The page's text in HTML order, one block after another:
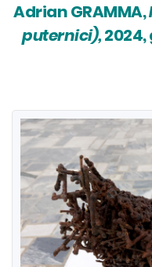
Adrian GRAMMA,
puternici),